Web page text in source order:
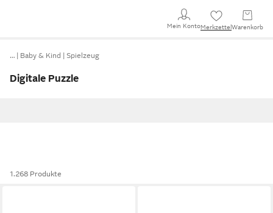
Mein KontoMerkzettel Warenkorb
… Baby & Kind Spielzeug
Digitale Puzzle
1.268 Produkte